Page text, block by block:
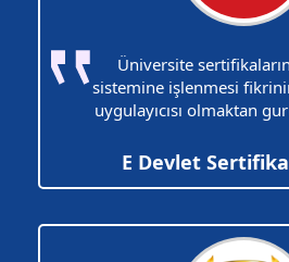
Üniversite
sistemine işlenmesi
uygulayıcısı olmaktan
E Devlet